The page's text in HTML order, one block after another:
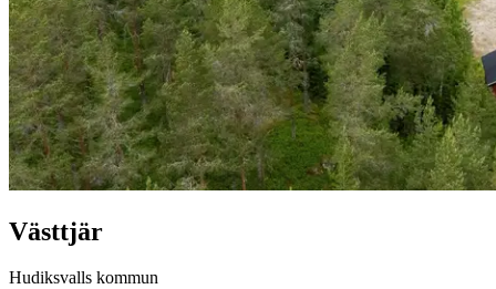
Västtjär
Hudiksvalls kommun